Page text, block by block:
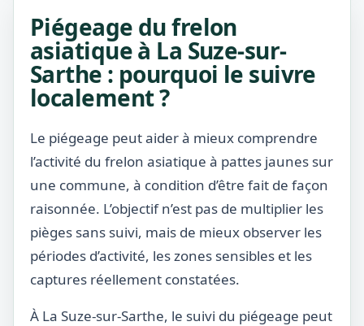
Piégeage du frelon
asiatique à La Suze-sur-
Sarthe : pourquoi le suivre
localement ?
Le piégeage peut aider à mieux comprendre
l’activité du frelon asiatique à pattes jaunes sur
une commune, à condition d’être fait de façon
raisonnée. L’objectif n’est pas de multiplier les
pièges sans suivi, mais de mieux observer les
périodes d’activité, les zones sensibles et les
captures réellement constatées.
À La Suze-sur-Sarthe, le suivi du piégeage peut